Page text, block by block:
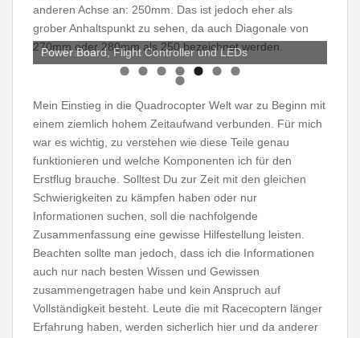
anderen Achse an: 250mm. Das ist jedoch eher als
grober Anhaltspunkt zu sehen, da auch Diagonale von
270mm oder 280mm als 250 bezeichnet werden.
Power Board, Flight Controller und LEDs
Mein Einstieg in die Quadrocopter Welt war zu Beginn mit
einem ziemlich hohem Zeitaufwand verbunden. Für mich
war es wichtig, zu verstehen wie diese Teile genau
funktionieren und welche Komponenten ich für den
Erstflug brauche. Solltest Du zur Zeit mit den gleichen
Schwierigkeiten zu kämpfen haben oder nur
Informationen suchen, soll die nachfolgende
Zusammenfassung eine gewisse Hilfestellung leisten.
Beachten sollte man jedoch, dass ich die Informationen
auch nur nach besten Wissen und Gewissen
zusammengetragen habe und kein Anspruch auf
Vollständigkeit besteht. Leute die mit Racecoptern länger
Erfahrung haben, werden sicherlich hier und da anderer